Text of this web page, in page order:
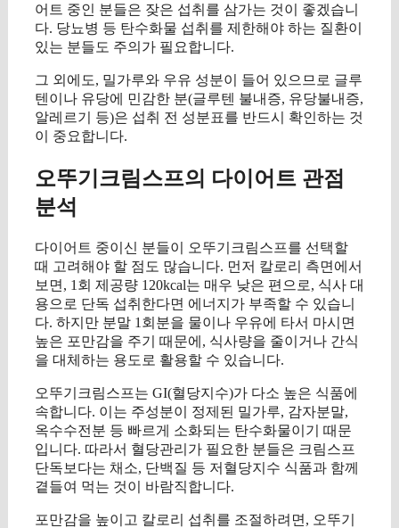
어트 중인 분들은 잦은 섭취를 삼가는 것이 좋겠습니
다. 당뇨병 등 탄수화물 섭취를 제한해야 하는 질환이
있는 분들도 주의가 필요합니다.
그 외에도, 밀가루와 우유 성분이 들어 있으므로 글루
텐이나 유당에 민감한 분(글루텐 불내증, 유당불내증,
알레르기 등)은 섭취 전 성분표를 반드시 확인하는 것
이 중요합니다.
오뚜기크림스프의 다이어트 관점
분석
다이어트 중이신 분들이 오뚜기크림스프를 선택할
때 고려해야 할 점도 많습니다. 먼저 칼로리 측면에서
보면, 1회 제공량 120kcal는 매우 낮은 편으로, 식사 대
용으로 단독 섭취한다면 에너지가 부족할 수 있습니
다. 하지만 분말 1회분을 물이나 우유에 타서 마시면
높은 포만감을 주기 때문에, 식사량을 줄이거나 간식
을 대체하는 용도로 활용할 수 있습니다.
오뚜기크림스프는 GI(혈당지수)가 다소 높은 식품에
속합니다. 이는 주성분이 정제된 밀가루, 감자분말,
옥수수전분 등 빠르게 소화되는 탄수화물이기 때문
입니다. 따라서 혈당관리가 필요한 분들은 크림스프
단독보다는 채소, 단백질 등 저혈당지수 식품과 함께
곁들여 먹는 것이 바람직합니다.
포만감을 높이고 칼로리 섭취를 조절하려면, 오뚜기